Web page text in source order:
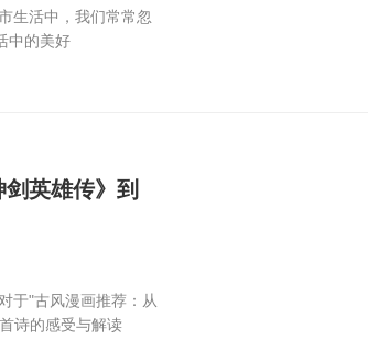
生活中，我们常常忽
中的美好
英雄传》到
于"古风漫画推荐：从
诗的感受与解读